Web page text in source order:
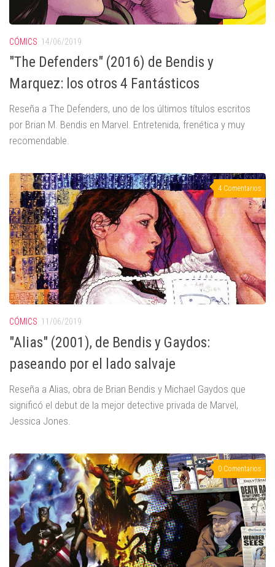
CÓMICS 14/06/2019
"The Defenders" (2016) de Bendis y
Marquez: los otros 4 Fantásticos
Reseña a The Defenders, uno de los últimos títulos escritos
por Brian M. Bendis en Marvel. Entretenida, frenética y muy
recomendable.
4 Comentarios
CÓMICS 11/06/2019
"Alias" (2001), de Bendis y Gaydos:
paseando por el lado salvaje
Reseña a Alias, obra de Brian Bendis y Michael Gaydos que
significó el debut de la mejor detective privada de Marvel,
Jessica Jones.
0 Comentarios